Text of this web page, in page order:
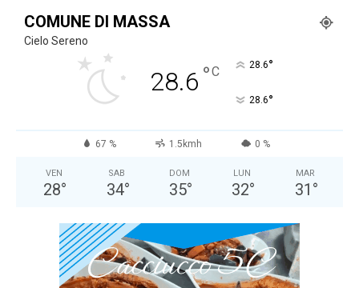
COMUNE DI MASSA
Cielo Sereno
28.6 °C 28.6°
28.6°
67 % 1.5kmh 0 %
VEN
28°
SAB
34°
DOM
35°
LUN
32°
MAR
31 °